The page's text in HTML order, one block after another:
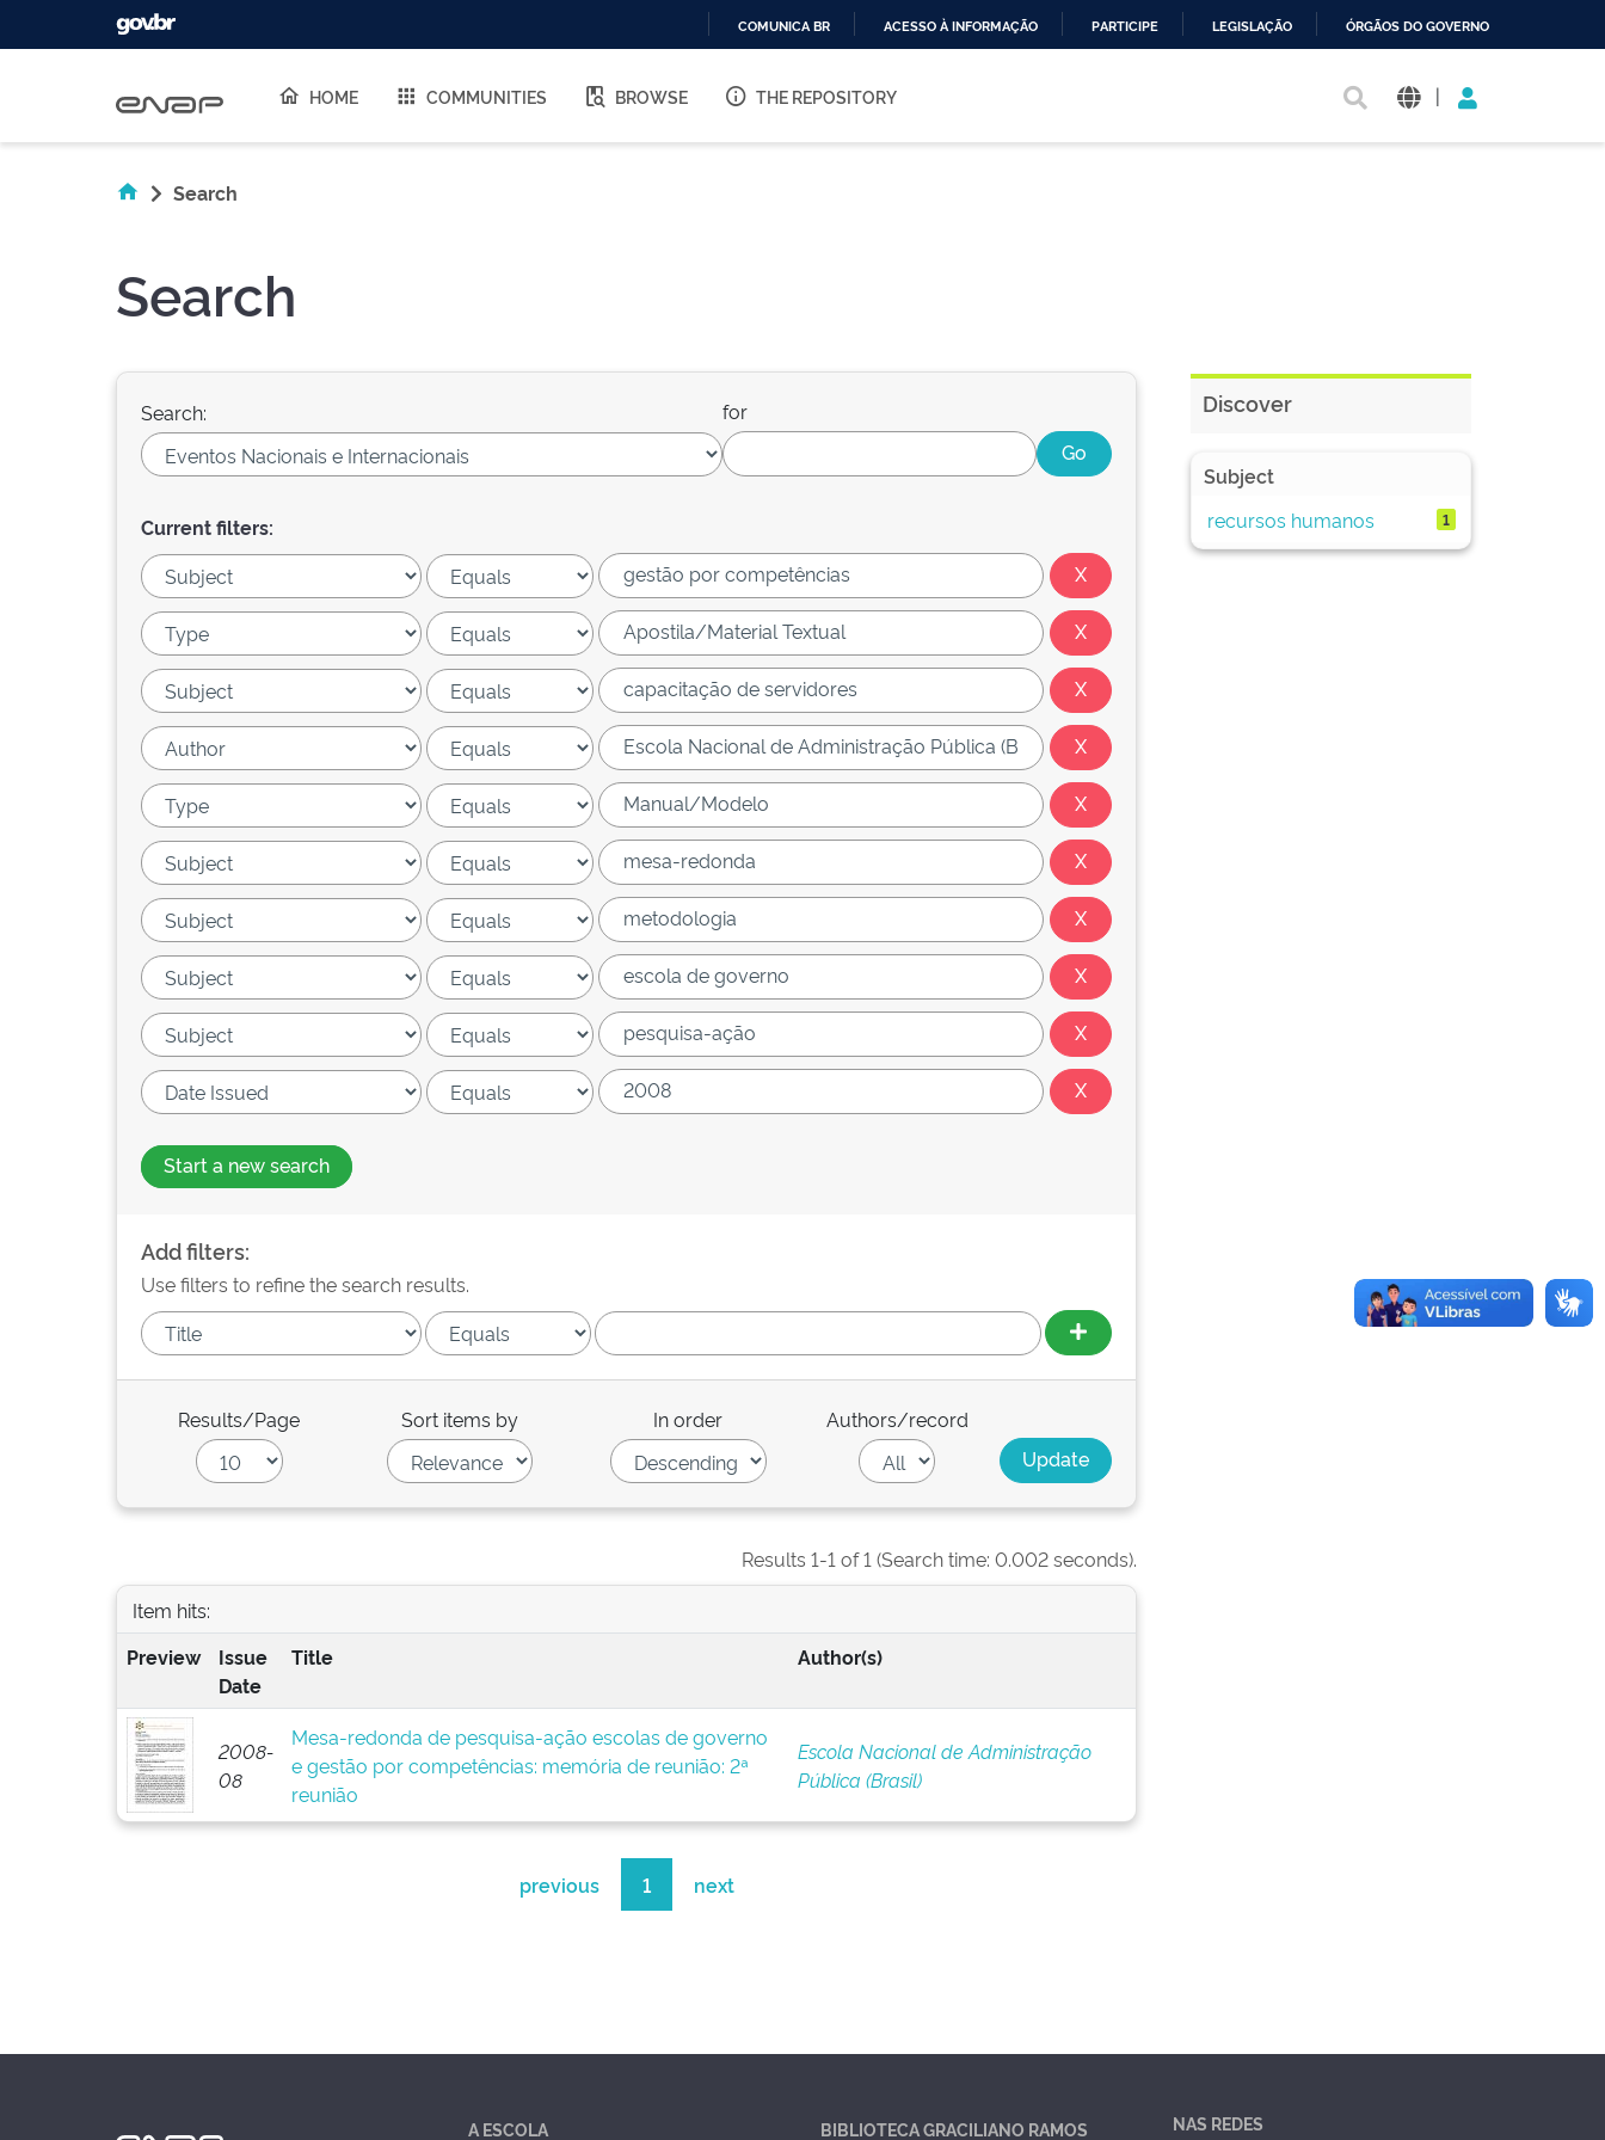
O
COMUNICA BR ACESSO À INFORMAÇÃO PARTICIPE LEGISLAÇÃO ÓRGÃOS DO GOVERNO
HOME COMMUNITIES BROWSE THE REPOSITORY |
Search
Search
Search: for
Current filters:
Start a new search
Add filters:
Use filters to refine the search results.
Results/Page Sort items by In order Authors/record
Results 1-1 of 1 (Search time: 0.002 seconds).
Item hits:
Preview
Issue
Date
Title Author(s)
2008-
08
Mesa-redonda de pesquisa-ação escolas de governo
e gestão por competências: memória de reunião: 2ª
reunião
Escola Nacional de Administração
Pública (Brasil)
previous 1 next
Discover
Subject
recursos humanos
1
A ESCOLA BIBLIOTECA GRACILIANO RAMOS NAS REDES